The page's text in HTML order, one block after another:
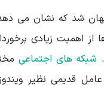
شد که نشان می
اهمیت زیادی
شبکه های اجتماعی
قدیمی نظیر